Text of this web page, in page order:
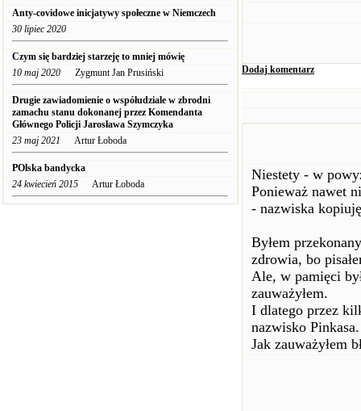
Anty-covidowe inicjatywy społeczne w Niemczech
30 lipiec 2020
Czym się bardziej starzeję to mniej mówię
10 maj 2020 Zygmunt Jan Prusiński
Drugie zawiadomienie o współudziale w zbrodni
zamachu stanu dokonanej przez Komendanta
Głównego Policji Jarosława Szymczyka
23 maj 2021 Artur Łoboda
POlska bandycka
24 kwiecień 2015 Artur Łoboda
Dodaj komentarz
Niestety - w
Ponieważ nawet
- nazwiska
Byłem
zdrowia, bo
Ale, w pamięci
zauważyłem.
I dlatego przez
nazwisko Pinkasa.
Jak zauważyłem